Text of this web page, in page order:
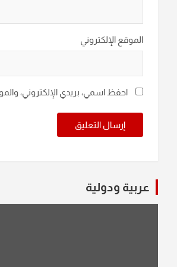
الموقع الإلكتروني
احفظ اسمي، بريدي الإلكتروني،
عربية ودولية